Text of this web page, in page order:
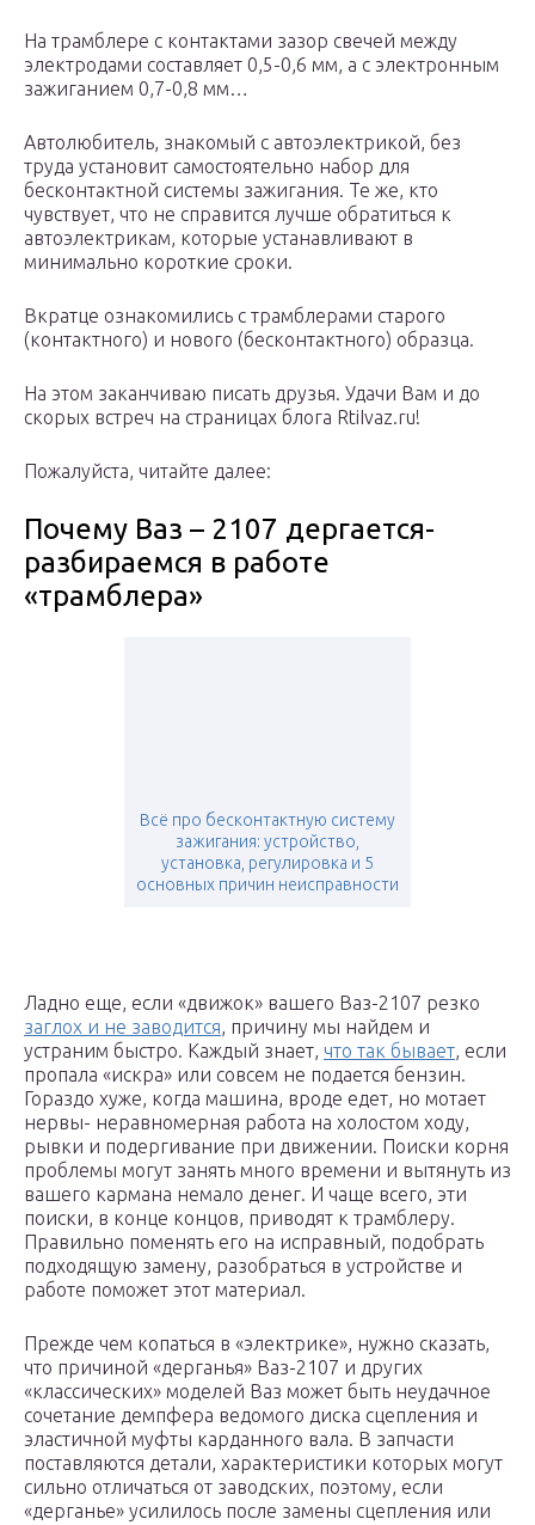
На трамблере с контактами зазор свечей между
электродами составляет 0,5-0,6 мм, а с электронным
зажиганием 0,7-0,8 мм…
Автолюбитель, знакомый с автоэлектрикой, без
труда установит самостоятельно набор для
бесконтактной системы зажигания. Те же, кто
чувствует, что не справится лучше обратиться к
автоэлектрикам, которые устанавливают в
минимально короткие сроки.
Вкратце ознакомились с трамблерами старого
(контактного) и нового (бесконтактного) образца.
На этом заканчиваю писать друзья. Удачи Вам и до
скорых встреч на страницах блога RtiIvaz.ru!
Пожалуйста, читайте далее:
Почему Ваз – 2107 дергается-
разбираемся в работе
«трамблера»
Всё про бесконтактную систему
зажигания: устройство,
установка, регулировка и 5
основных причин неисправности
Ладно еще, если «движок» вашего Ваз-2107 резко
заглох и не заводится, причину мы найдем и
устраним быстро. Каждый знает, что так бывает, если
пропала «искра» или совсем не подается бензин.
Гораздо хуже, когда машина, вроде едет, но мотает
нервы- неравномерная работа на холостом ходу,
рывки и подергивание при движении. Поиски корня
проблемы могут занять много времени и вытянуть из
вашего кармана немало денег. И чаще всего, эти
поиски, в конце концов, приводят к трамблеру.
Правильно поменять его на исправный, подобрать
подходящую замену, разобраться в устройстве и
работе поможет этот материал.
Прежде чем копаться в «электрике», нужно сказать,
что причиной «дерганья» Ваз-2107 и других
«классических» моделей Ваз может быть неудачное
сочетание демпфера ведомого диска сцепления и
эластичной муфты карданного вала. В запчасти
поставляются детали, характеристики которых могут
сильно отличаться от заводских, поэтому, если
«дерганье» усилилось после замены сцепления или